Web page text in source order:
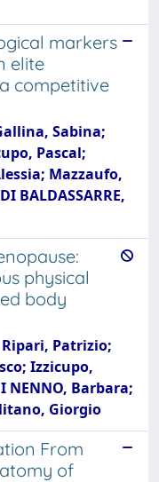
markers
elite
competitive
Sabina;
Pascal;
Mazzaufo,
BALDASSARRE,
physical
body
Ripari, Patrizio;
Izzicupo,
NENNO, Barbara;
Giorgio
From
of